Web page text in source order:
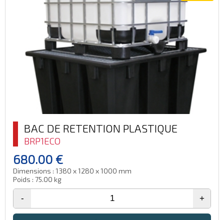
BAC DE RETENTION PLASTIQUE
BRP1ECO
680.00 €
Dimensions : 1380 x 1280 x 1000 mm
Poids : 75.00 kg
- +